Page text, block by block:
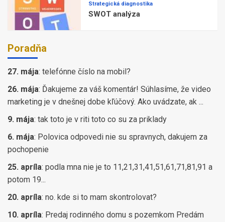
Strategická diagnostika
SWOT analýza
Poradňa
27. mája: telefónne číslo na mobil?
26. mája: Ďakujeme za váš komentár! Súhlasíme, že video
marketing je v dnešnej dobe kľúčový. Ako uvádzate, ak ...
9. mája: tak toto je v riti toto co su za priklady
6. mája: Polovica odpovedi nie su spravnych, dakujem za
pochopenie
25. apríla: podla mna nie je to 11,21,31,41,51,61,71,81,91 a
potom 19...
20. apríla: no. kde si to mam skontrolovat?
10. apríla: Predaj rodinného domu s pozemkom Predám